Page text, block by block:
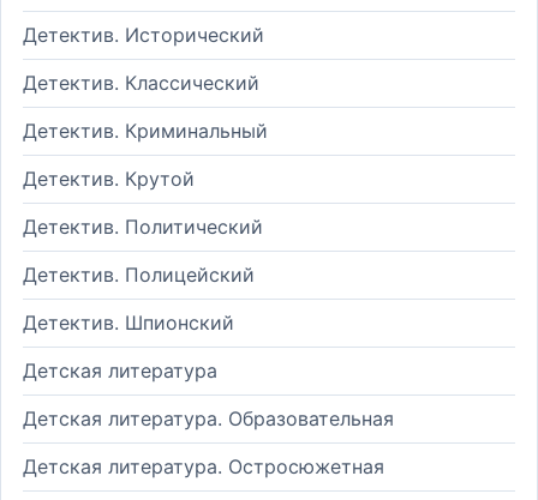
Детектив. Исторический
Детектив. Классический
Детектив. Криминальный
Детектив. Крутой
Детектив. Политический
Детектив. Полицейский
Детектив. Шпионский
Детская литература
Детская литература. Образовательная
Детская литература. Остросюжетная